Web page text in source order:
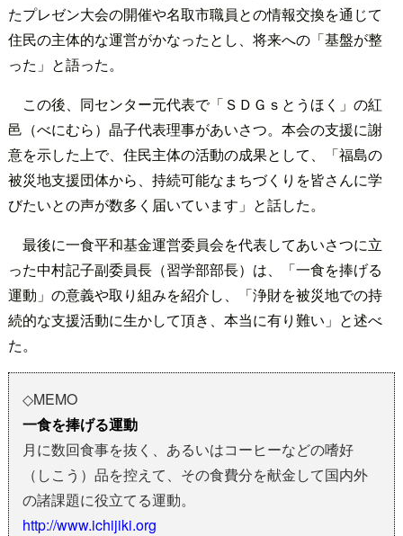
たプレゼン大会の開催や名取市職員との情報交換を通じて
住民の主体的な運営がかなったとし、将来への「基盤が整
った」と語った。
この後、同センター元代表で「ＳＤＧｓとうほく」の紅
邑（べにむら）晶子代表理事があいさつ。本会の支援に謝
意を示した上で、住民主体の活動の成果として、「福島の
被災地支援団体から、持続可能なまちづくりを皆さんに学
びたいとの声が数多く届いています」と話した。
最後に一食平和基金運営委員会を代表してあいさつに立
った中村記子副委員長（習学部部長）は、「一食を捧げる
運動」の意義や取り組みを紹介し、「浄財を被災地での持
続的な支援活動に生かして頂き、本当に有り難い」と述べ
た。
◇MEMO
一食を捧げる運動
月に数回食事を抜く、あるいはコーヒーなどの嗜好
（しこう）品を控えて、その食費分を献金して国内外
の諸課題に役立てる運動。
http://www.ichijiki.org